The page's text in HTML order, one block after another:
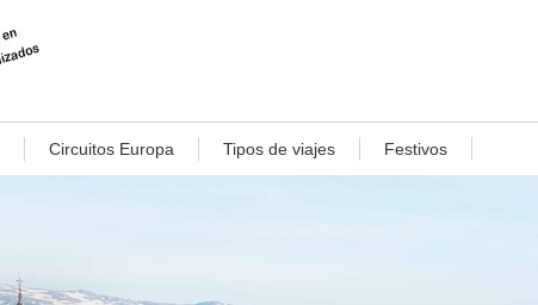
Circuitos Europa Tipos de viajes Festivos